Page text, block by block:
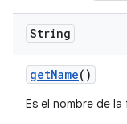
String
getName()
Es el nombre de la